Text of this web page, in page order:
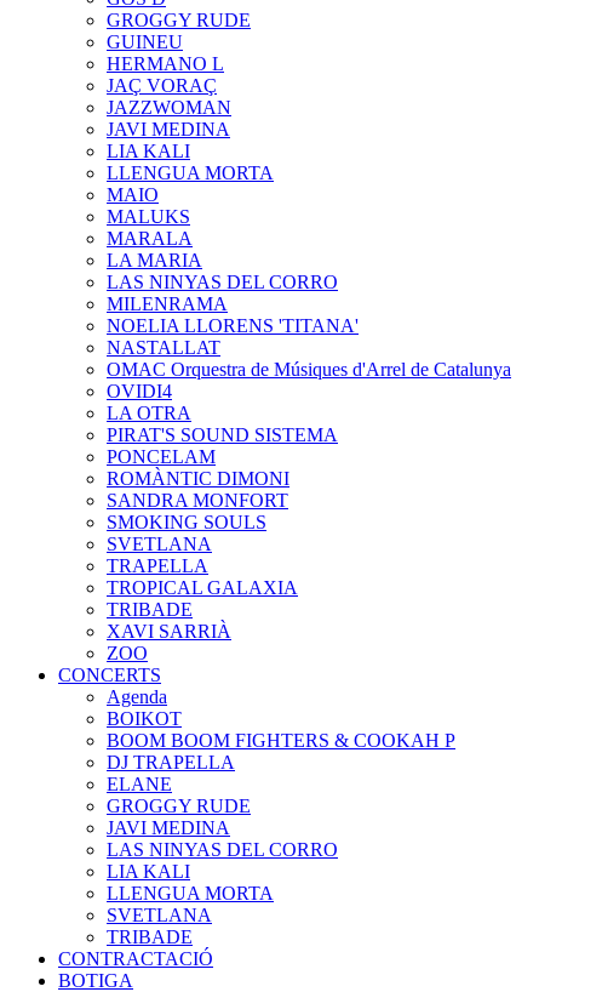
GROGGY RUDE
GUINEU
HERMANO L
JAÇ VORAÇ
JAZZWOMAN
JAVI MEDINA
LIA KALI
LLENGUA MORTA
MAIO
MALUKS
MARALA
LA MARIA
LAS NINYAS DEL CORRO
MILENRAMA
NOELIA LLORENS 'TITANA'
NASTALLAT
OMAC Orquestra de Músiques d'Arrel de Catalunya
OVIDI4
LA OTRA
PIRAT'S SOUND SISTEMA
PONCELAM
ROMÀNTIC DIMONI
SANDRA MONFORT
SMOKING SOULS
SVETLANA
TRAPELLA
TROPICAL GALAXIA
TRIBADE
XAVI SARRIÀ
ZOO
CONCERTS
Agenda
BOIKOT
BOOM BOOM FIGHTERS & COOKAH P
DJ TRAPELLA
ELANE
GROGGY RUDE
JAVI MEDINA
LAS NINYAS DEL CORRO
LIA KALI
LLENGUA MORTA
SVETLANA
TRIBADE
CONTRACTACIÓ
BOTIGA